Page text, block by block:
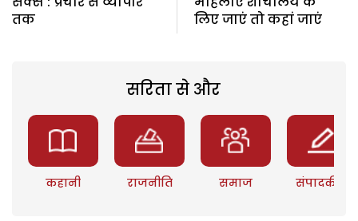
तक
लिए जाएं तो कहां जाएं
सरिता से और
कहानी राजनीति समाज संपादकीय